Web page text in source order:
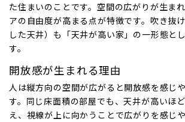
た住まいのことです。空間の広がりが生ま
アの自由度が高まる点が特徴です。吹き抜
した天井）も「天井が高い家」の一形態と
す。
開放感が生まれる理由
人は縦方向の空間が広がると開放感を感じ
す。同じ床面積の部屋でも、天井が高いほ
え、視線が上に向かうことで広がりを感じ